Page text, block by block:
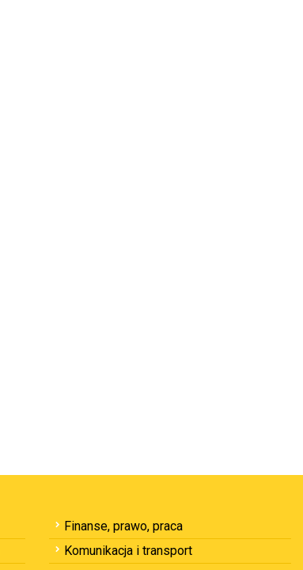
Finanse, prawo, praca
Komunikacja i transport